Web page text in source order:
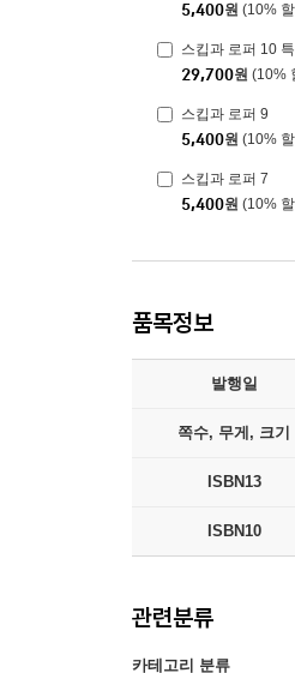
5,400원 (10%
스킵과 로퍼 10
29,700원 (10%
스킵과 로퍼 9
5,400원 (10%
스킵과 로퍼 7
5,400원 (10%
품목정보
발행일
쪽수, 무게, 크기
ISBN13
ISBN10
관련분류
카테고리 분류